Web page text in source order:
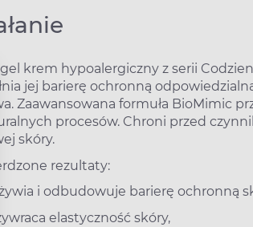
krem hypoalergiczny z serii
jej barierę ochronną
Zaawansowana formuła BioMimic
procesów. Chroni przed
skóry.
rezultaty:
i odbudowuje barierę ochronną
elastyczność skóry,